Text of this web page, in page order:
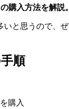
購入方法を解説。
いと思うので、
順
購入